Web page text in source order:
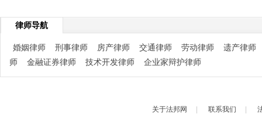
律师导航
婚姻律师 刑事律师 房产律师 交通律师 劳动律师
遗产律师
师
金融证券律师 技术开发律师 企业家辩护律师
关于法邦网 联系我们